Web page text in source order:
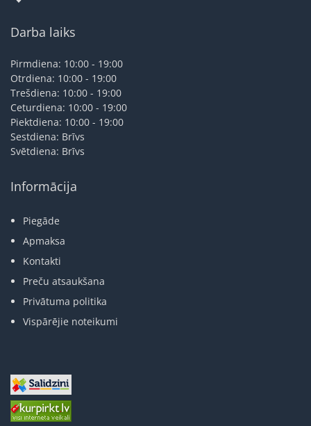
Darba laiks
Pirmdiena: 10:00 - 19:00
Otrdiena: 10:00 - 19:00
Trešdiena: 10:00 - 19:00
Ceturdiena: 10:00 - 19:00
Piektdiena: 10:00 - 19:00
Sestdiena: Brīvs
Svētdiena: Brīvs
Informācija
Piegāde
Apmaksa
Kontakti
Preču atsaukšana
Privātuma politika
Vispārējie noteikumi